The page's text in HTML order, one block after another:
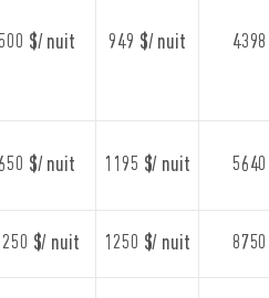
500 $/ nuit 949 $/ nuit
650 $/ nuit 1195 $/ nuit
$/ nuit 1250 $/ nuit